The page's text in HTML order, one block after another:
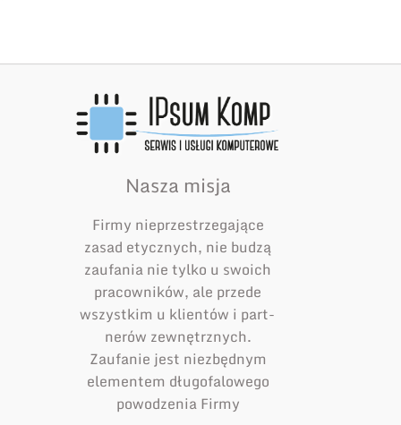
Nasza misja
Firmy nieprzestrzegające
zasad etycznych, nie budzą
zaufania nie tylko u swoich
pracowników, ale przede
wszystkim u klientów i part­
nerów zewnętrznych.
Zaufanie jest niezbędnym
elementem długofalowego
powodzenia Firmy